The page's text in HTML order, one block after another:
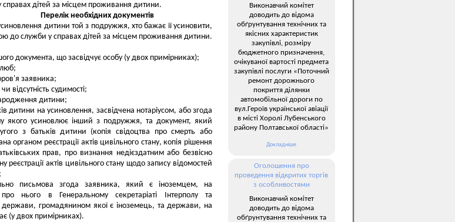
справах дітей за місцем проживання дитини.
Перелік необхідних документів
дитини той з подружжя, хто бажає її усиновити,
до служби у справах дітей за місцем проживання дитини.
документа, що засвідчує особу (у двох примірниках);
заявника;
відсутність судимості;
дитини;
дитини на усиновлення, засвідчена нотаріусом, або згода
якого усиновлює інший з подружжя, та документ, який
з батьків дитини (копія свідоцтва про смерть або
органом реєстрації актів цивільного стану, копія рішення
прав, про визнання недієздатним або безвісно
реєстрації актів цивільного стану щодо запису відомостей
письмова згода заявника, який є іноземцем, на
нього в Генеральному секретаріаті Інтерполу та
держави, громадянином якої є іноземець, та держави, на
(у двох примірниках).
Виконавчий комітет
доводить до відома
обґрунтування технічних та
якісних характеристик
закупівлі, розміру
бюджетного призначення,
очікуваної вартості предмета
закупівлі послуги «Поточний
ремонт дорожнього
покриття ділянки
автомобільної дороги по
вул.Героїв української авіації
в місті Хоролі Лубенського
району Полтавської області»
Докладніше
Оголошення про
проведення відкритих торгів
з особливостями
Виконавчий комітет
доводить до відома
обґрунтування технічних та